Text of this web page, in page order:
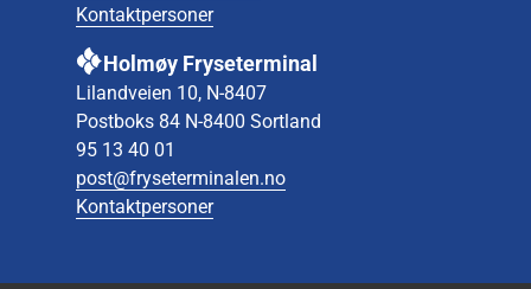
Kontaktpersoner
Holmøy Fryseterminal
Lilandveien 10, N-8407
Postboks 84 N-8400 Sortland
95 13 40 01
post@fryseterminalen.no
Kontaktpersoner